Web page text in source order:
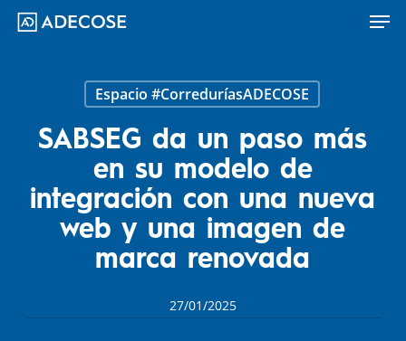
Skip
Espacio #CorreduríasADECOSE
SABSEG da un paso más
en su modelo de
integración con una nueva
web y una imagen de
marca renovada
27/01/2025